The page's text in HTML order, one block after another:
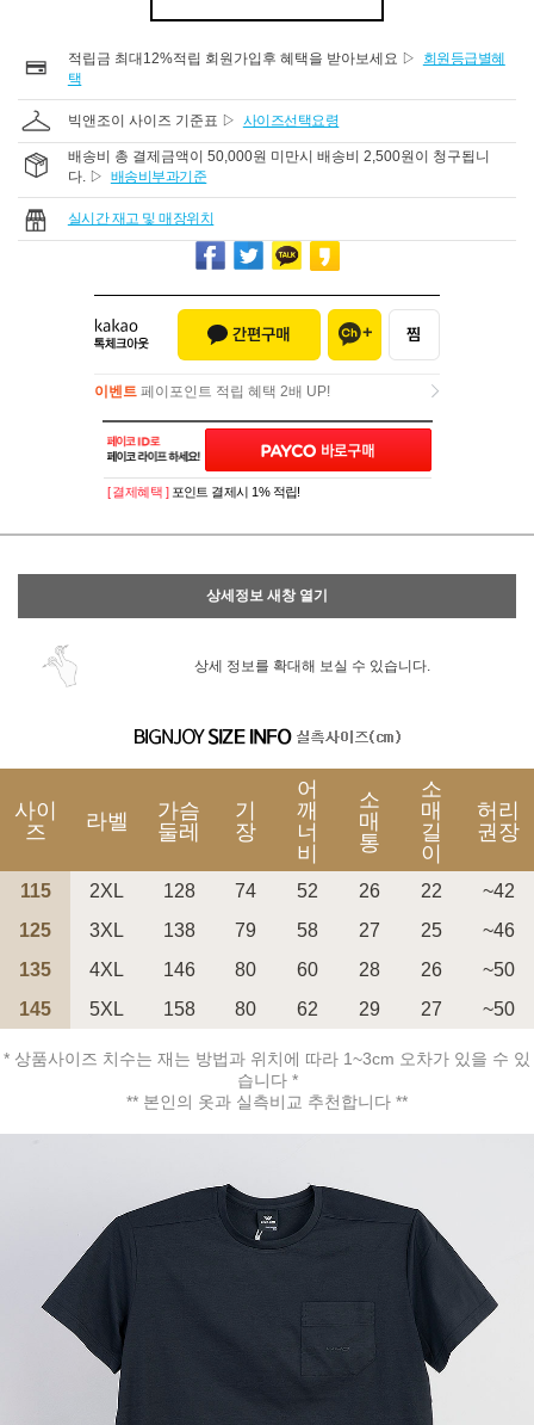
적립금 최대12%적립 회원가입후 혜택을 받아보세요 ▷
회원등급별혜
택
빅앤조이 사이즈 기준표 ▷ 사이즈선택요령
배송비 총 결제금액이 50,000원 미만시 배송비 2,500원이 청구됩니
다. ▷ 배송비부과기준
실시간 재고 및 매장위치
이벤트 페이포인트 적립 혜택 2배 UP!
이벤트페이포인트 적립 혜택 2배 UP!
[ 결제혜택 ] 포인트 결제시 1% 적립!
상세정보 새창 열기
상세 정보를 확대해 보실 수 있습니다.
사이
즈
라벨
가슴
둘레
기
장
어
깨
너
비
소
매
통
소
매
길
이
허리
권장
115 2XL 128 74 52 26 22
~42
125
3XL 138 79 58 27 25
~46
135
4XL 146 80 60 28 26
~50
145
5XL 158 80 62 29 27 ~50
* 상품사이즈 치수는 재는 방법과 위치에 따라 1~3cm 오차가 있을 수 있
습니다 *
** 본인의 옷과 실측비교 추천합니다 **